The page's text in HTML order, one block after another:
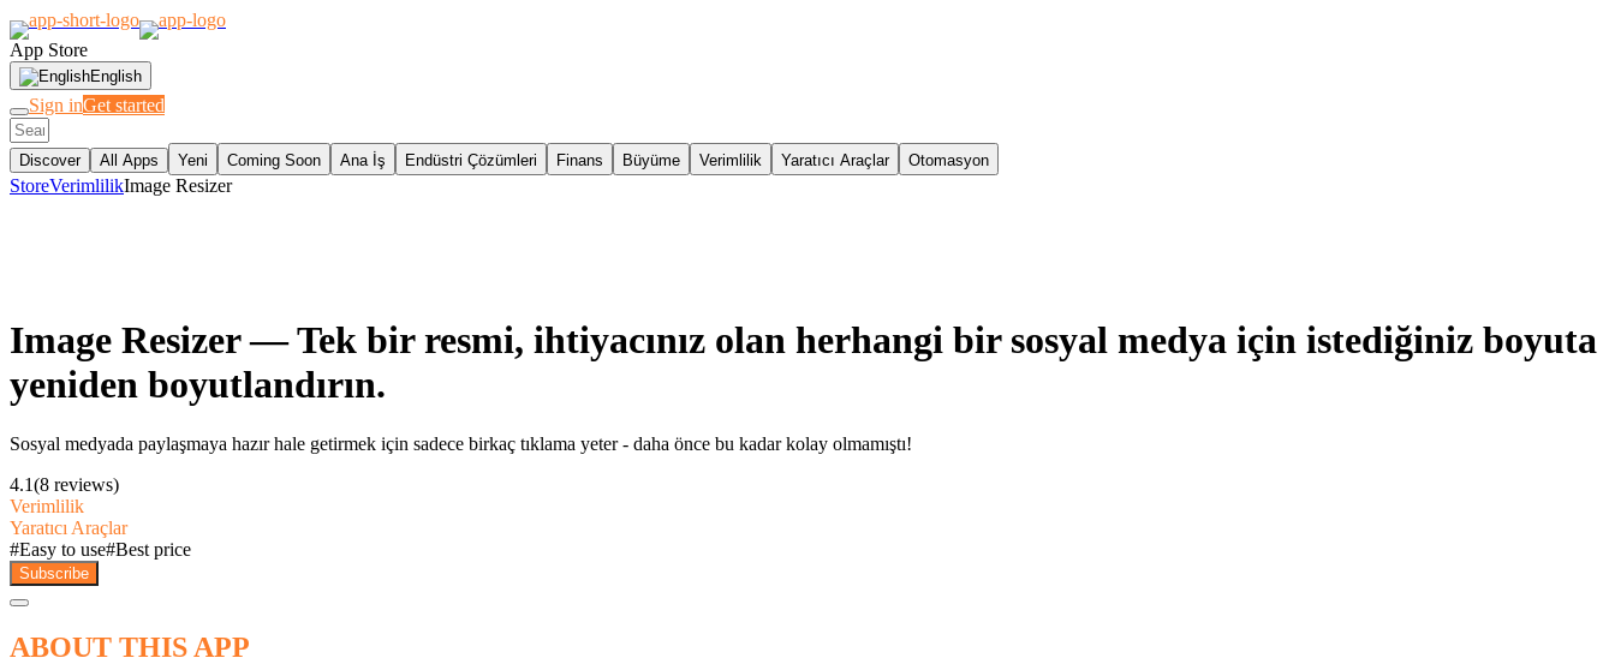
App Store
English
Sign inGet started
Discover All Apps Yeni Coming Soon Ana İş Endüstri Çözümleri Finans Büyüme Verimlilik Yaratıcı Araçlar Otomasyon
StoreVerimlilikImage Resizer
Image Resizer— Tek bir resmi, ihtiyacınız olan herhangi bir sosyal medya için istediğiniz boyuta
yeniden boyutlandırın.
Sosyal medyada paylaşmaya hazır hale getirmek için sadece birkaç tıklama yeter - daha önce bu kadar kolay olmamıştı!
4.1(8 reviews)
Verimlilik
Yaratıcı Araçlar
#Easy to use#Best price
Subscribe
ABOUT THIS APP